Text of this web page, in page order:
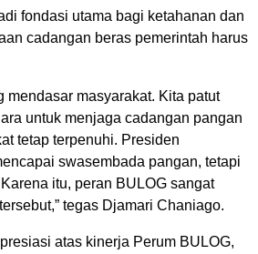
fondasi utama bagi ketahanan dan
cadangan beras pemerintah harus
mendasar masyarakat. Kita patut
untuk menjaga cadangan pangan
tetap terpenuhi. Presiden
swasembada pangan, tetapi
itu, peran BULOG sangat
tegas Djamari Chaniago.
atas kinerja Perum BULOG,